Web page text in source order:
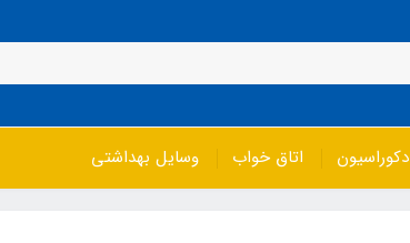
دکوراسیون اتاق خواب وسایل بهداشتی